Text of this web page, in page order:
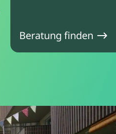
Beratung finden